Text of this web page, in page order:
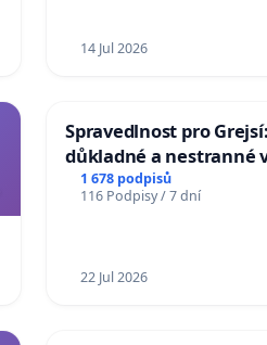
14 Jul 2026
Spravedlnost pro
důkladné a nestranné
1 678 podpisů
116 Podpisy / 7 dní
22 Jul 2026